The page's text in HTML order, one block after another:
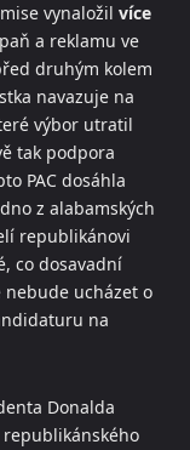
vynaložil více
a reklamu ve
druhým kolem
navazuje na
výbor utratil
tak podpora
PAC dosáhla
z alabamských
republikánovi
co dosavadní
nebude ucházet o
na
Donalda